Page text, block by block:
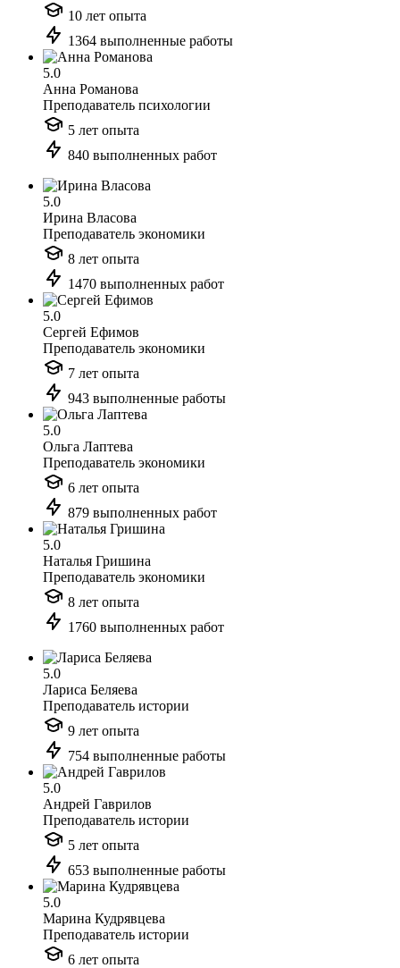
10 лет опыта
1364 выполненные работы
5.0
Анна Романова
Преподаватель психологии
5 лет опыта
840 выполненных работ
5.0
Ирина Власова
Преподаватель экономики
8 лет опыта
1470 выполненных работ
5.0
Сергей Ефимов
Преподаватель экономики
7 лет опыта
943 выполненные работы
5.0
Ольга Лаптева
Преподаватель экономики
6 лет опыта
879 выполненных работ
5.0
Наталья Гришина
Преподаватель экономики
8 лет опыта
1760 выполненных работ
5.0
Лариса Беляева
Преподаватель истории
9 лет опыта
754 выполненные работы
5.0
Андрей Гаврилов
Преподаватель истории
5 лет опыта
653 выполненные работы
5.0
Марина Кудрявцева
Преподаватель истории
6 лет опыта